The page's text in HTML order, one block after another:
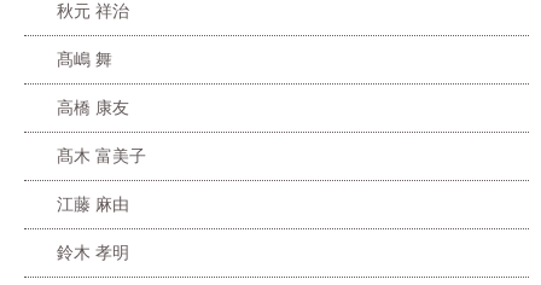
秋元 祥治
髙嶋 舞
高橋 康友
髙木 富美子
江藤 麻由
鈴木 孝明